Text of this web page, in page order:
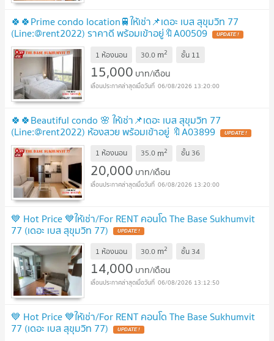
🍀🍀Prime condo location🚆ให้เช่า📌เดอะ เบส สุขุมวิท 77
(Line:@rent2022) ราคาดี พร้อมเข้าอยู่🔖A00509
1 ห้องนอน 30.0 m2 ชั้น 11
15,000 บาท/เดือน
06/08/2026 13:20:00
🍀🍀Beautiful condo 🌸 ให้เช่า📌เดอะ เบส สุขุมวิท 77
(Line:@rent2022) ห้องสวย พร้อมเข้าอยู่ 🔖A03899
1 ห้องนอน 35.0 m2 ชั้น 36
20,000 บาท/เดือน
06/08/2026 13:20:00
💙 Hot Price 💙ให้เช่า/For RENT คอนโด The Base Sukhumvit
77 (เดอะ เบส สุขุมวิท 77)
1 ห้องนอน 30.0 m2 ชั้น 34
14,000 บาท/เดือน
06/08/2026 13:12:50
💙 Hot Price 💙ให้เช่า/For RENT คอนโด The Base Sukhumvit
77 (เดอะ เบส สุขุมวิท 77)